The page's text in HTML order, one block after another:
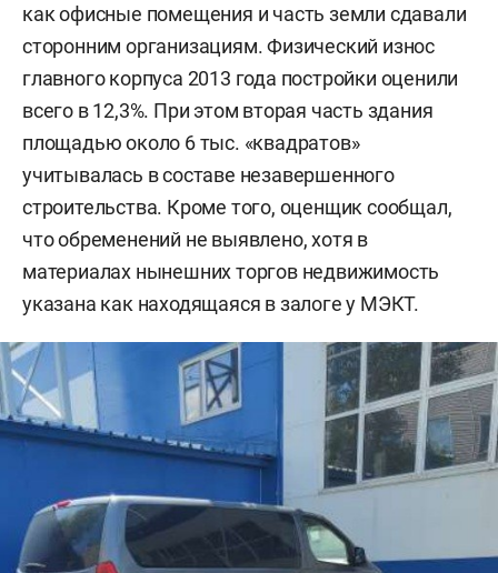
как офисные помещения и часть земли сдавали
сторонним организациям. Физический износ
главного корпуса 2013 года постройки оценили
всего в 12,3%. При этом вторая часть здания
площадью около 6 тыс. «квадратов»
учитывалась в составе незавершенного
строительства. Кроме того, оценщик сообщал,
что обременений не выявлено, хотя в
материалах нынешних торгов недвижимость
указана как находящаяся в залоге у МЭКТ.